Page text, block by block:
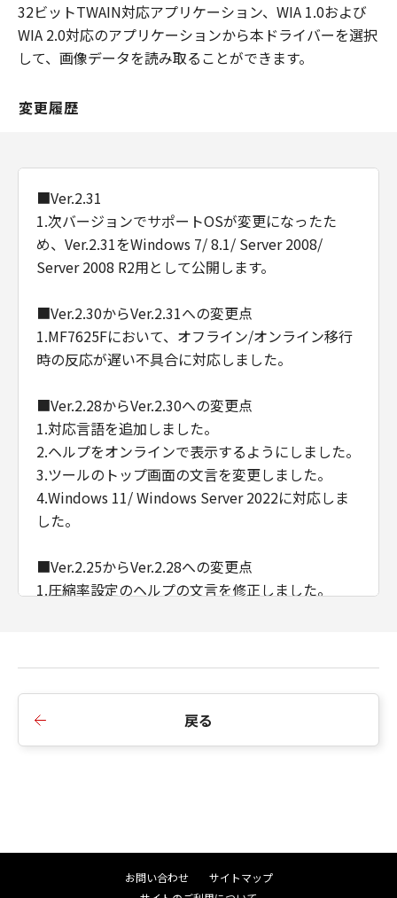
32ビットTWAIN対応アプリケーション、WIA 1.0および
WIA 2.0対応のアプリケーションから本ドライバーを選択
して、画像データを読み取ることができます。
変更履歴
■Ver.2.31
1.次バージョンでサポートOSが変更になったた
め、Ver.2.31をWindows 7/ 8.1/ Server 2008/
Server 2008 R2用として公開します。
■Ver.2.30からVer.2.31への変更点
1.MF7625Fにおいて、オフライン/オンライン移行
時の反応が遅い不具合に対応しました。
■Ver.2.28からVer.2.30への変更点
1.対応言語を追加しました。
2.ヘルプをオンラインで表示するようにしました。
3.ツールのトップ画面の文言を変更しました。
4.Windows 11/ Windows Server 2022に対応しま
した。
■Ver.2.25からVer.2.28への変更点
1.圧縮率設定のヘルプの文言を修正しました。
2.Windows Vistaを非サポートとしました。
1.Windows 10/ Windows Server 2016に対応しま
戻る
お問い合わせ
サイトマップ